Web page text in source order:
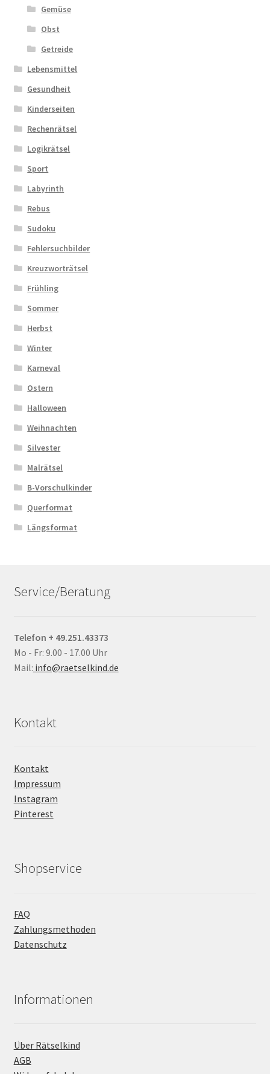
Gemüse
Obst
Getreide
Lebensmittel
Gesundheit
Kinderseiten
Rechenrätsel
Logikrätsel
Sport
Labyrinth
Rebus
Sudoku
Fehlersuchbilder
Kreuzworträtsel
Frühling
Sommer
Herbst
Winter
Karneval
Ostern
Halloween
Weihnachten
Silvester
Malrätsel
B-Vorschulkinder
Querformat
Längsformat
Service/Beratung
Telefon + 49.251.43373
Mo - Fr: 9.00 - 17.00 Uhr
Mail: info@raetselkind.de
Kontakt
Kontakt
Impressum
Instagram
Pinterest
Shopservice
FAQ
Zahlungsmethoden
Datenschutz
Informationen
Über Rätselkind
AGB